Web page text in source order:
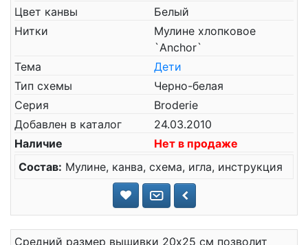
Цвет канвы
Белый
Нитки
Мулине хлопковое
`Anchor`
Тема
Дети
Тип схемы
Черно-белая
Серия
Broderie
Добавлен в каталог
24.03.2010
Наличие
Нет в продаже
Состав: Мулине, канва, схема, игла, инструкция
Средний размер вышивки 20x25 см позволит